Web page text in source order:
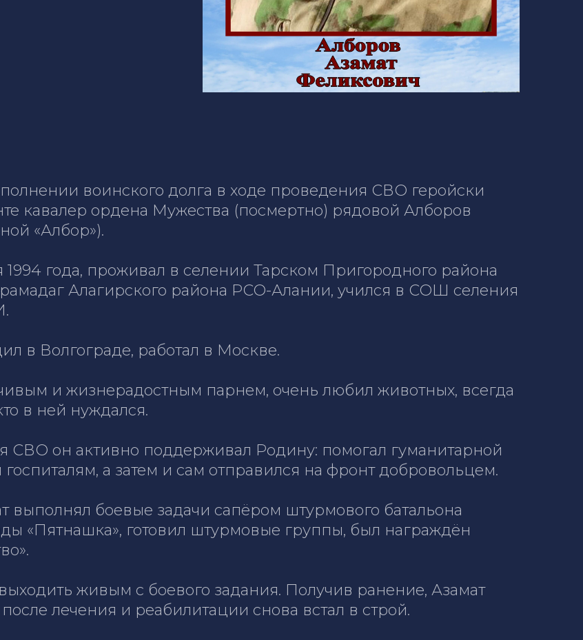
воинского долга в ходе проведения СВО геройски
кавалер ордена Мужества (посмертно) рядовой Алборов
«Албор»).
1994 года, проживал в селении Тарском Пригородного района
Алагирского района РСО-Алании, учился в СОШ селения
в Волгограде, работал в Москве.
и жизнерадостным парнем, очень любил животных, всегда
в ней нуждался.
СВО он активно поддерживал Родину: помогал гуманитарной
а затем и сам отправился на фронт добровольцем.
выполнял боевые задачи сапёром штурмового батальона
«Пятнашка», готовил штурмовые группы, был награждён
живым с боевого задания. Получив ранение, Азамат
лечения и реабилитации снова встал в строй.